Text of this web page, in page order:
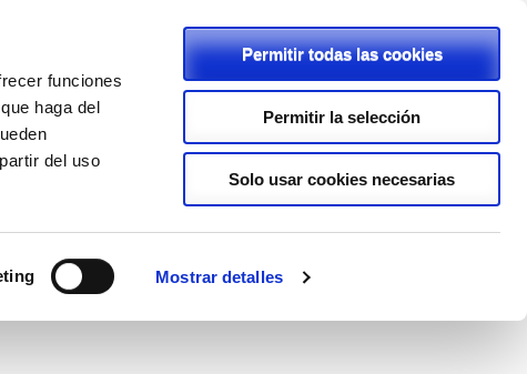
funciones
haga del
del uso
Mostrar detalles
Permitir todas las cookies
Permitir la selección
Solo usar cookies necesarias
962411239
ENLACES PROYECTOS LOPD